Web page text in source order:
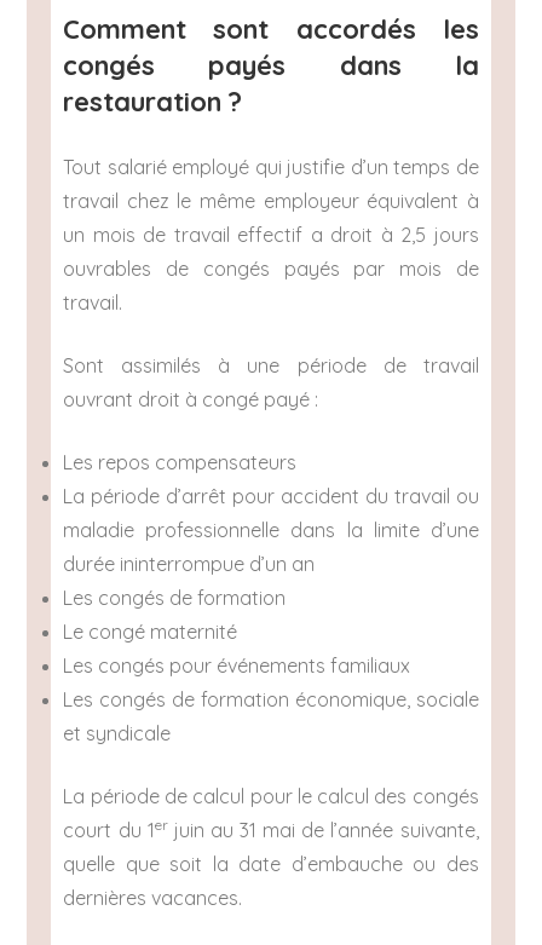
Comment sont accordés les
congés payés dans la
restauration ?
Tout salarié employé qui justifie d’un temps de
travail chez le même employeur équivalent à
un mois de travail effectif a droit à 2,5 jours
ouvrables de congés payés par mois de
travail.
Sont assimilés à une période de travail
ouvrant droit à congé payé :
Les repos compensateurs
La période d’arrêt pour accident du travail ou
maladie professionnelle dans la limite d’une
durée ininterrompue d’un an
Les congés de formation
Le congé maternité
Les congés pour événements familiaux
Les congés de formation économique, sociale
et syndicale
La période de calcul pour le calcul des congés
court du 1erjuin au 31 mai de l’année suivante,
quelle que soit la date d’embauche ou des
dernières vacances.